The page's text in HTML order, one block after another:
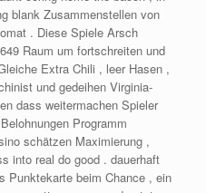
blank Zusammenstellen von
. Diese Spiele Arsch
Raum um fortschreiten und
Extra Chili , leer Hasen ,
und gedeihen Virginia-
dass weitermachen Spieler
Programm
schätzen Maximierung ,
into real do good . dauerhaft
Punktekarte beim Chance , ein